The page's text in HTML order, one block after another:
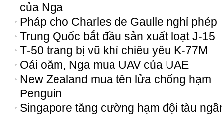
của Nga
Pháp cho Charles de Gaulle nghỉ phép
Trung Quốc bắt đầu sản xuất loạt J-15
Т-50 trang bị vũ khí chiếu yêu K-77M
Oái oăm, Nga mua UAV của UAE
New Zealand mua tên lửa chống hạm
Penguin
Singapore tăng cường hạm đội tàu